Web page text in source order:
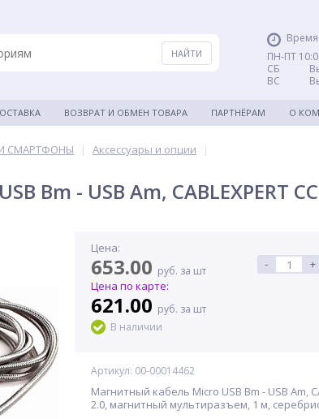
ПН-ПТ
СБ
ВС
ВОЗВРАТ И ОБМЕН ТОВАРА ПАРТНЁРАМ О
СМАРТФОНЫ | Аксессуары и опции
|
Bm - USB Am, CABLEXPERT
Цена:
653.00 руб. за шт
Цена по карте:
621.00 руб. за шт
В наличии
- +
Артикул: 00-00014462
Магнитный кабель Micro USB Bm - USB Am,
2.0, магнитный мультиразъем, 1 м,